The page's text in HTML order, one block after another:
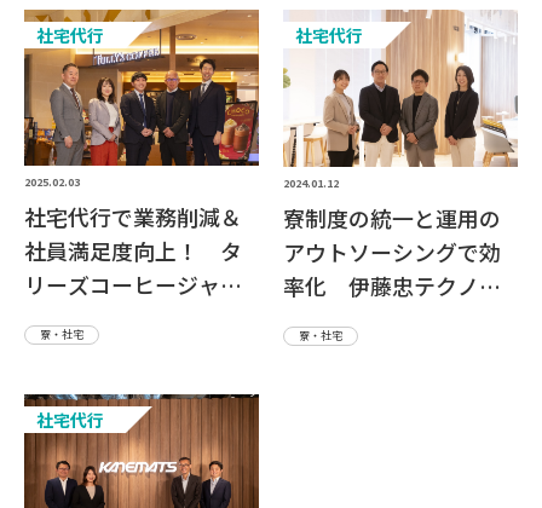
社宅代行
2025.02.03
社宅代行で業務削減＆
社員満足度向上！ タ
リーズコーヒージャパ
ン株式会社さま
寮・社宅
社宅代行
2024.01.12
寮制度の統一と運用の
アウトソーシングで効
率化 伊藤忠テクノソ
リューションズ株式会
社さま
寮・社宅
社宅代行